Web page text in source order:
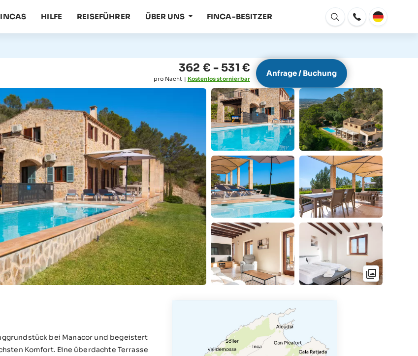
HILFE REISEFÜHRER ÜBER UNS FINCA-BESITZER
Fenster
Öffnen
362 € - 531 €
pro Nacht | Kostenlos stornierbar
Anfrage / Buchung
bei Manacor und begeistert
Komfort. Eine überdachte Terrasse